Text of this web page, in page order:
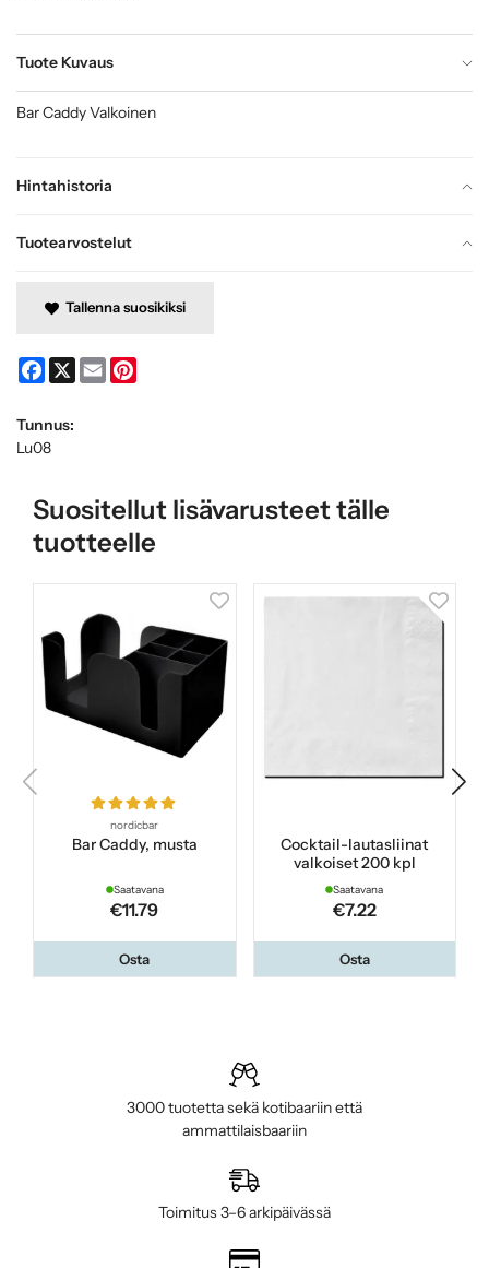
Tuote Kuvaus
Hintahistoria
Tuotearvostelut
Bar Caddy Valkoinen
Tallenna suosikiksi
Facebook
X Email
Tunnus:
Lu08
Suositellut lisävarusteet tälle
tuotteelle
nordicbar
Bar Caddy, musta
Saatavana
€11.79
Osta
Cocktail-lautasliinat
valkoiset 200 kpl
Saatavana
€7.22
Osta
3000 tuotetta sekä kotibaariin että
ammattilaisbaariin
Toimitus 3–6 arkipäivässä